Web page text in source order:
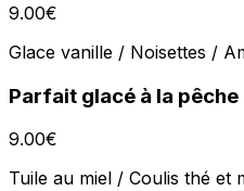
9.00€
Glace vanille / Noisettes /
Parfait glacé à la
9.00€
Tuile au miel / Coulis thé et